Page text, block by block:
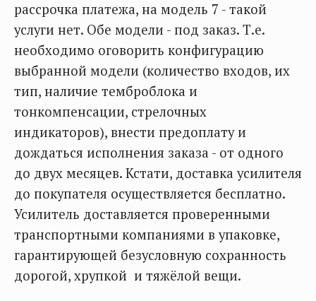
рассрочка платежа, на модель 7 - такой
услуги нет. Обе модели - под заказ. Т.е.
необходимо оговорить конфигурацию
выбранной модели (количество входов, их
тип, наличие темброблока и
тонкомпенсации, стрелочных
индикаторов), внести предоплату и
дождаться исполнения заказа - от одного
до двух месяцев. Кстати, доставка усилителя
до покупателя осуществляется бесплатно.
Усилитель доставляется проверенными
транспортными компаниями в упаковке,
гарантирующей безусловную сохранность
дорогой, хрупкой и тяжёлой вещи.